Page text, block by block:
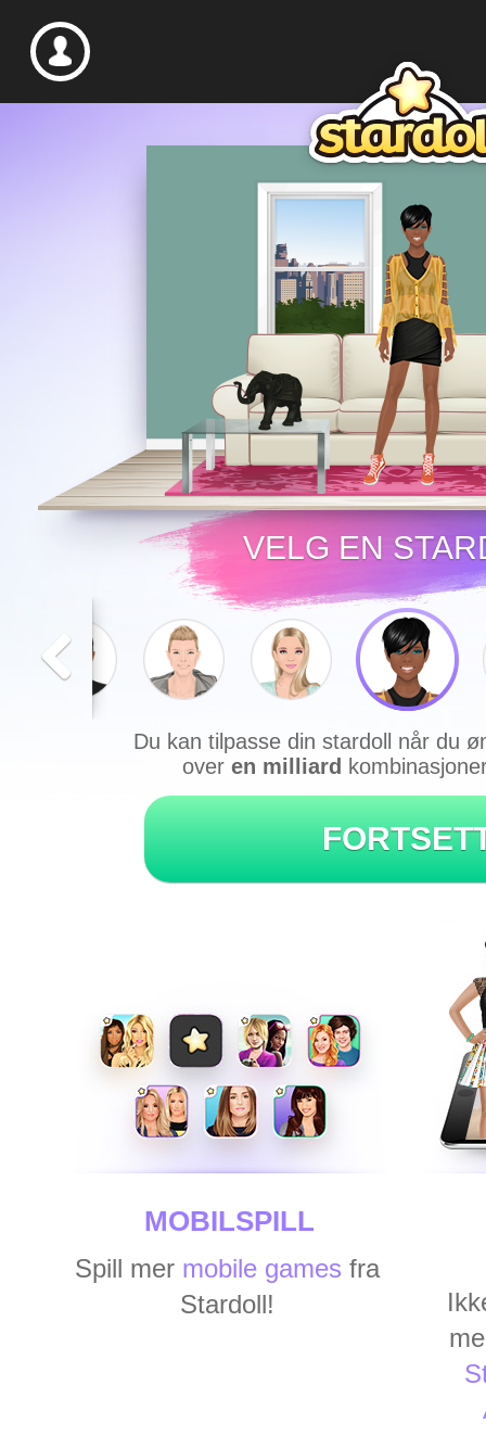
VELG EN
Du kan tilpasse din stardoll når du
over en milliard
MOBILSPILL
Spill mer mobile games fra
Stardoll!